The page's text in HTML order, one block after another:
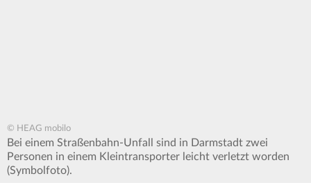
© HEAG mobilo
Bei einem Straßenbahn-Unfall sind in Darmstadt zwei
Personen in einem Kleintransporter leicht verletzt worden
(Symbolfoto).